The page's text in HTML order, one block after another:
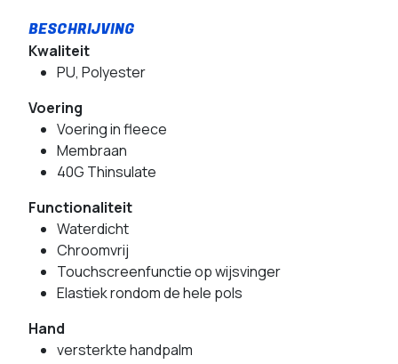
Kwaliteit
PU, Polyester
Voering
Voering in fleece
Membraan
40G Thinsulate
Functionaliteit
Waterdicht
Chroomvrij
Touchscreenfunctie op wijsvinger
Elastiek rondom de hele pols
Hand
versterkte handpalm